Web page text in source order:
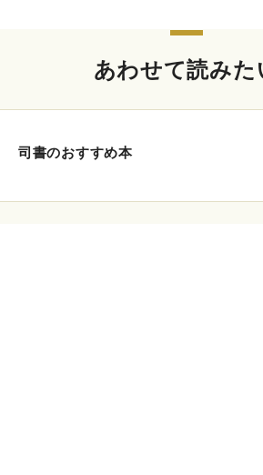
あわせて読みた
司書のおすすめ本